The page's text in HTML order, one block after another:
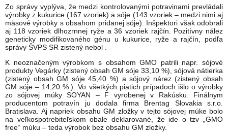
Zo správy vyplýva, že medzi kontrolovanými potravinami prevládali
výrobky z kukurice (167 vzoriek) a sóje (143 vzoriek – medzi nimi aj
mäsové výrobky s obsahom pridanej sóje). Inšpektori však odobrali
aj 118 vzoriek dlhozrnnej ryže a 36 vzoriek rajčín. Pozitívny nález
geneticky modifikovaného génu u kukurice, ryže a rajčín, podľa
správy ŠVPS SR zistený nebol .
K neoznačeným výrobkom s obsahom GMO patrili napr. sójové
produkty Vegárky (zistený obsah GM sóje 33,10 %), sójová nátierka
(zistený obsah GM sóje 45,40 %) a sójový nárez (zistený obsah
GM sóje – 14,20 %.). Vo všetkých piatich prípadoch išlo o výrobky
zo sójovej múky SOYAN – F vyrobenej v Rakúsku. Finálnym
producentom potravín ju dodala firma Brentag Slovakia s.r.o.
Bratislava. Aj napriek obsahu GM zložky v tejto sójovej múke bolo
na veľkospotrebiteľskom obale deklarované, že ide o tzv „GMO
free“ múku – teda výrobok bez obsahu GM zložky.